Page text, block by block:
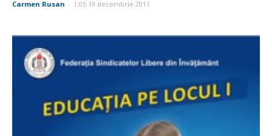
Carmen Rusan - 1:05 19 decembrie 2011